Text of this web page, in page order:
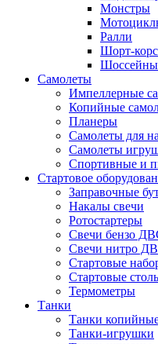
Монстры
Ралли
Шорт-
Самолеты
Импеллерные
Копийные
Планеры
Самолеты для
Самолеты
Спортивные и
Стартовое
Заправочные
Накалы свечи
Ротостартеры
Свечи бензо
Свечи нитро
Стартовые
Стартовые
Термометры
Танки
Танки
Танки-игрушки